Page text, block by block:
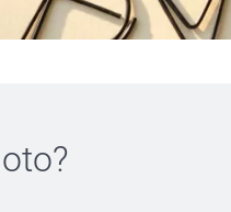
?